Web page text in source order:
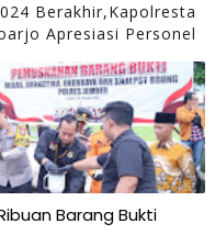
Berakhir,Kapolresta
Apresiasi Personel
Barang Bukti